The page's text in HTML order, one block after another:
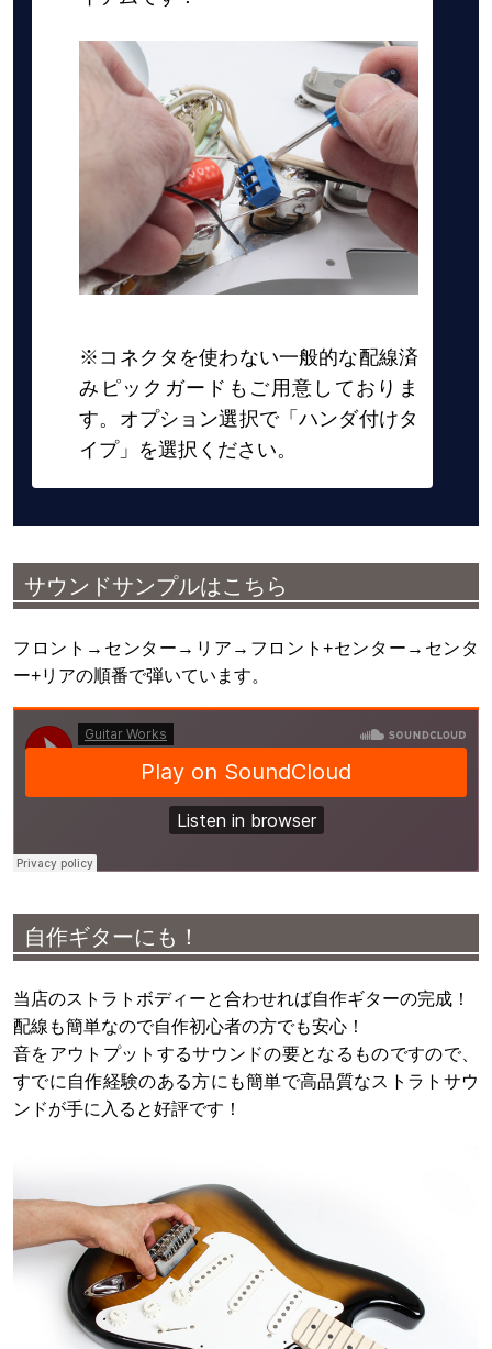
※コネクタを使わない一般的な配線済
みピックガードもご用意しておりま
す。オプション選択で「ハンダ付けタ
イプ」を選択ください。
サウンドサンプルはこちら
フロント→センター→リア→フロント+センター→センタ
ー+リアの順番で弾いています。
自作ギターにも！
当店のストラトボディーと合わせれば自作ギターの完成！
配線も簡単なので自作初心者の方でも安心！
音をアウトプットするサウンドの要となるものですので、
すでに自作経験のある方にも簡単で高品質なストラトサウ
ンドが手に入ると好評です！